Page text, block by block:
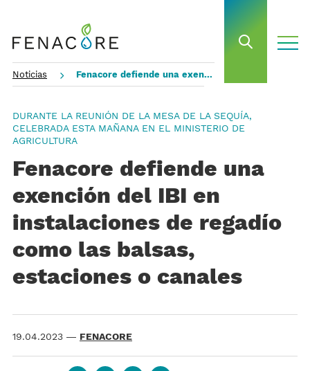
open
Noticias Fenacore defiende una exención del IBI en instalaciones de regadío como las balsas, estaciones o canales
DURANTE LA REUNIÓN DE LA MESA DE LA SEQUÍA,
CELEBRADA ESTA MAÑANA EN EL MINISTERIO DE
AGRICULTURA
Fenacore defiende una
exención del IBI en
instalaciones de regadío
como las balsas,
estaciones o canales
19.04.2023 — FENACORE